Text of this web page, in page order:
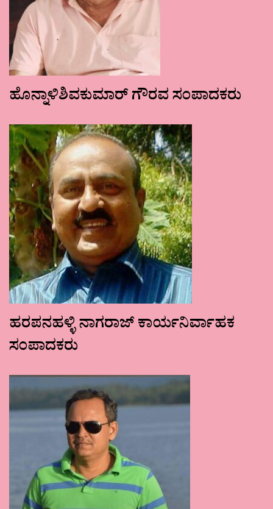
ಹೊನ್ನಾಳಿಶಿವಕುಮಾರ್ ಗೌರವ ಸಂಪಾದಕರು
ಹರಪನಹಳ್ಳಿ ನಾಗರಾಜ್ ಕಾರ್ಯನಿರ್ವಾಹಕ
ಸಂಪಾದಕರು